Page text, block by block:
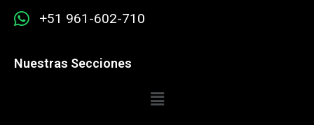
+51 961-602-710
Nuestras Secciones